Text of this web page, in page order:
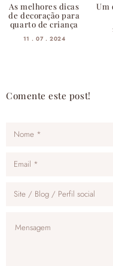
As melhores dicas
de decoração para
quarto de criança
11 . 07 . 2024
Um
Comente este post!